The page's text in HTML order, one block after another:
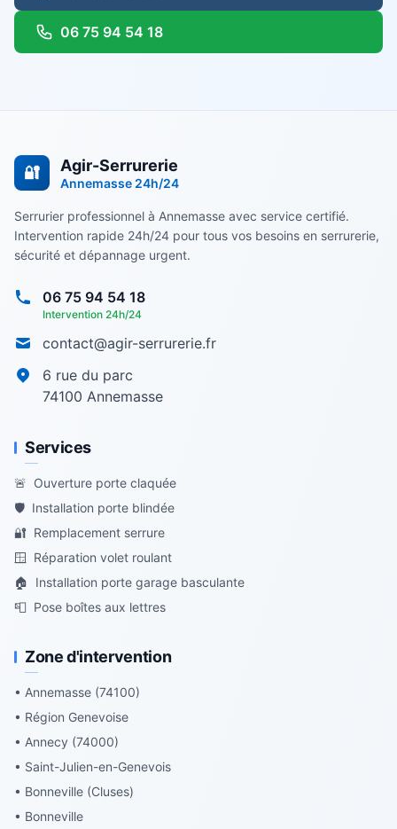
06 75 94 54 18
🔐 Agir-Serrurerie
Annemasse 24h/24
Serrurier professionnel à Annemasse avec service certifié.
Intervention rapide 24h/24 pour tous vos besoins en serrurerie,
sécurité et dépannage urgent.
06 75 94 54 18
Intervention 24h/24
contact@agir-serrurerie.fr
6 rue du parc
74100 Annemasse
Services
🚨 Ouverture porte claquée
🛡️ Installation porte blindée
🔐 Remplacement serrure
🪟 Réparation volet roulant
🏠
Installation porte garage basculante
📮 Pose boîtes aux lettres
Zone d'intervention
• Annemasse (74100)
• Région Genevoise
• Annecy (74000)
• Saint-Julien-en-Genevois
• Bonneville (Cluses)
• Bonneville